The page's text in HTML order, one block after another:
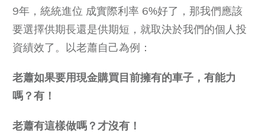
9年，統統進位 成實際利率 6%好了，那我們應該
要選擇供期長還是供期短，就取決於我們的個人投
資績效了。以老蕭自己為例：
老蕭如果要用現金購買目前擁有的車子，有能力
嗎？有！
老蕭有這樣做嗎？才沒有！